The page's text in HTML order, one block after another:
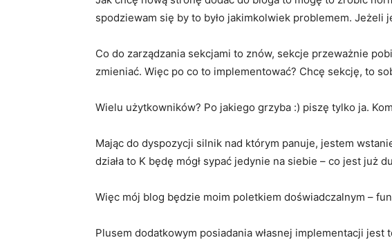
spodziewam się by to było jakimkolwiek problemem.
Co do zarządzania sekcjami to znów, sekcje przeważnie
zmieniać. Więc po co to implementować? Chcę sekcję, to
Wielu użytkowników? Po jakiego grzyba :) piszę tylko ja.
Mając do dyspozycji silnik nad którym panuje, jestem
działa to K będę mógł sypać jedynie na siebie – co jest już
Więc mój blog będzie moim poletkiem doświadczalnym –
Plusem dodatkowym posiadania własnej implementacji